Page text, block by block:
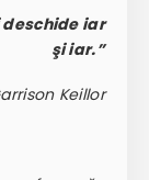
iar
şi iar.”
Keillor